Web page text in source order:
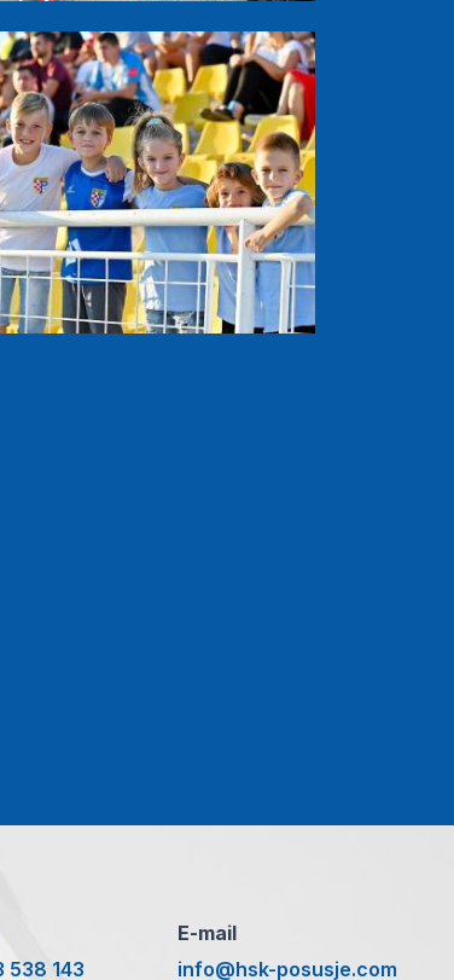
538 143
E-mail
info@hsk-posusje.com